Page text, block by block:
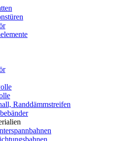
Randdämmstreifen